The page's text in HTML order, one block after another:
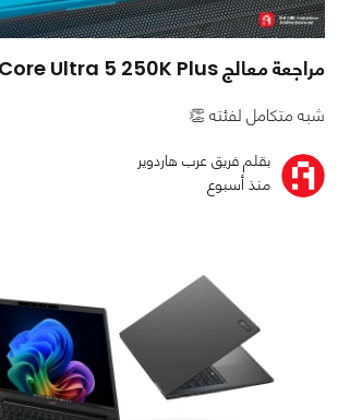
مراجعة معالج Intel Core Ultra 5 250K Plus
شبه متكامل لفئته 👏
بقلم فريق عرب هاردوير
منذ أسبوع